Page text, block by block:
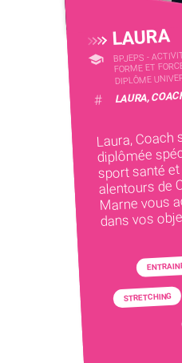
LAURA
BPJEPS -
FORME ET
DIPLÔME
# LAURA,
Laura, Coach
diplômée
sport santé
alentours de
Marne vous
dans vos
STRETCHING